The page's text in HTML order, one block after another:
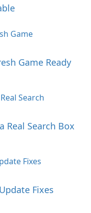
Game Ready
Real Search Box
Fixes